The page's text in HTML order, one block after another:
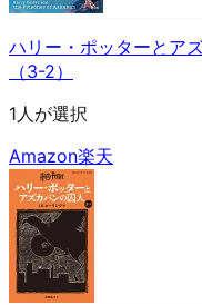
ハリー・ポッターとア
（3-2）
1人が選択
Amazon楽天